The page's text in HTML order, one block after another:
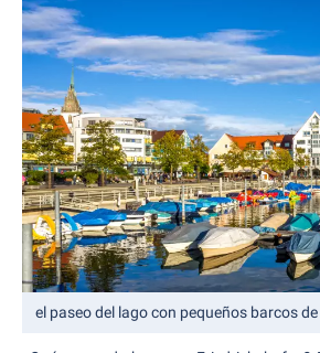
el paseo del lago con pequeños barcos de